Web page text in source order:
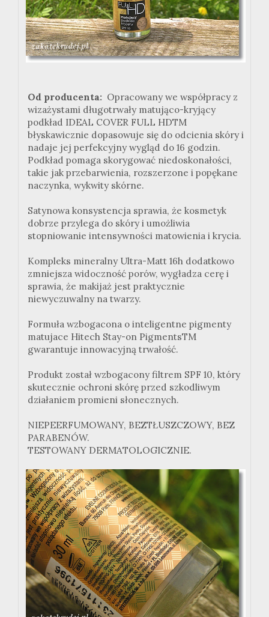
Od producenta: Opracowany we współpracy z
wizażystami długotrwały matująco-kryjący
podkład IDEAL COVER FULL HDTM
błyskawicznie dopasowuje się do odcienia skóry i
nadaje jej perfekcyjny wygląd do 16 godzin.
Podkład pomaga skorygować niedoskonałości,
takie jak przebarwienia, rozszerzone i popękane
naczynka, wykwity skórne.
Satynowa konsystencja sprawia, że kosmetyk
dobrze przylega do skóry i umożliwia
stopniowanie intensywności matowienia i krycia.
Kompleks mineralny Ultra-Matt 16h dodatkowo
zmniejsza widoczność porów, wygładza cerę i
sprawia, że makijaż jest praktycznie
niewyczuwalny na twarzy.
Formuła wzbogacona o inteligentne pigmenty
matujace Hitech Stay-on PigmentsTM
gwarantuje innowacyjną trwałość.
Produkt został wzbogacony filtrem SPF 10, który
skutecznie ochroni skórę przed szkodliwym
działaniem promieni słonecznych.
NIEPEERFUMOWANY, BEZTŁUSZCZOWY, BEZ
PARABENÓW.
TESTOWANY DERMATOLOGICZNIE.